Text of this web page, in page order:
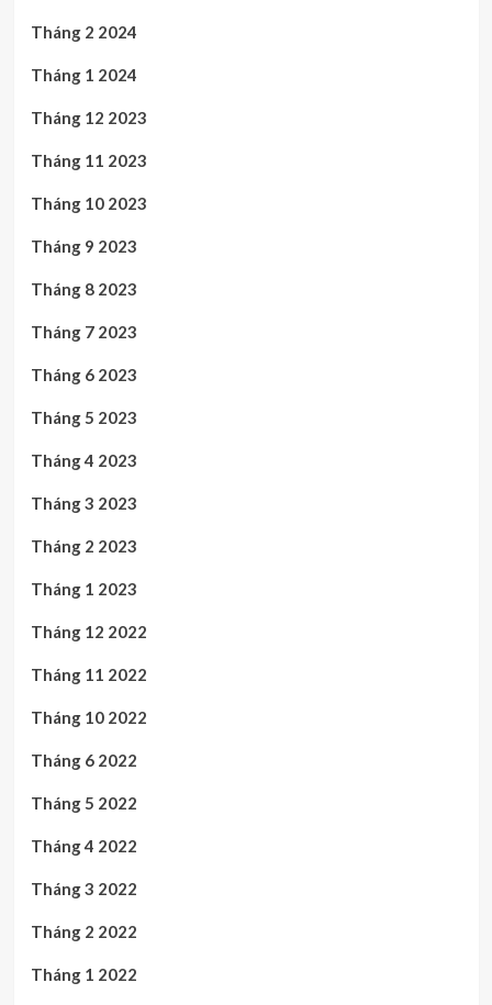
Tháng 2 2024
Tháng 1 2024
Tháng 12 2023
Tháng 11 2023
Tháng 10 2023
Tháng 9 2023
Tháng 8 2023
Tháng 7 2023
Tháng 6 2023
Tháng 5 2023
Tháng 4 2023
Tháng 3 2023
Tháng 2 2023
Tháng 1 2023
Tháng 12 2022
Tháng 11 2022
Tháng 10 2022
Tháng 6 2022
Tháng 5 2022
Tháng 4 2022
Tháng 3 2022
Tháng 2 2022
Tháng 1 2022